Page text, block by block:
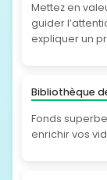
Mettez en
guider
expliquer un
Bibliothèque
Fonds
enrichir vos